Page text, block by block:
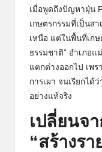
เมื่อพูดถึงปัญหาฝุ่น
เกษตรกรรมที่เป็นส
เหนือ แต่ในพื้นที่เก
ธรรมชาติ” อำเภอแ
แตกต่างออกไป เพ
การเผา จนเรียกได้
อย่างแท้จริง
เปลี่ยนจ
“สร้างรา